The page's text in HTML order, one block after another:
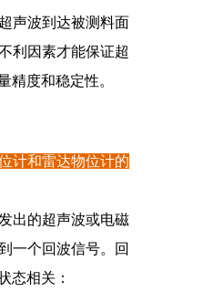
声波到达被测料面
利因素才能保证超
精度和稳定性。
计和雷达物位计的
出的超声波或电磁
一个回波信号。回
态相关：